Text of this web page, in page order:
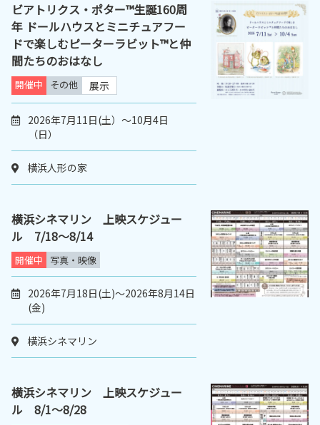
ビアトリクス・ポター™生誕160周
年 ドールハウスとミニチュアフー
ドで楽しむピーターラビット™と仲
間たちのおはなし
開催中 その他 展示
2026年7月11日(土）～10月4日
（日）
横浜人形の家
横浜シネマリン 上映スケジュー
ル 7/18～8/14
開催中 写真・映像
2026年7月18日(土)～2026年8月14日
(金)
横浜シネマリン
横浜シネマリン 上映スケジュー
ル 8/1～8/28